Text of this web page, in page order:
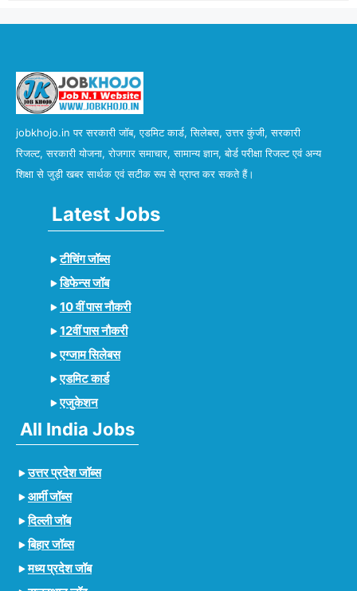
jobkhojo.in पर सरकारी जॉब, एडमिट कार्ड, सिलेबस, उत्तर कुंजी, सरकारी
रिजल्ट, सरकारी योजना, रोजगार समाचार, सामान्य ज्ञान, बोर्ड परीक्षा रिजल्ट एवं अन्य
शिक्षा से जुड़ी खबर सार्थक एवं सटीक रूप से प्राप्त कर सकते हैं।
Latest Jobs
टीचिंग जॉब्स
डिफेन्स जॉब
10 वीं पास नौकरी
12वीं पास नौकरी
एग्जाम सिलेबस
एडमिट कार्ड
एजुकेशन
All India Jobs
उत्तर प्रदेश जॉब्स
आर्मी जॉब्स
दिल्ली जॉब
बिहार जॉब्स
मध्य प्रदेश जॉब